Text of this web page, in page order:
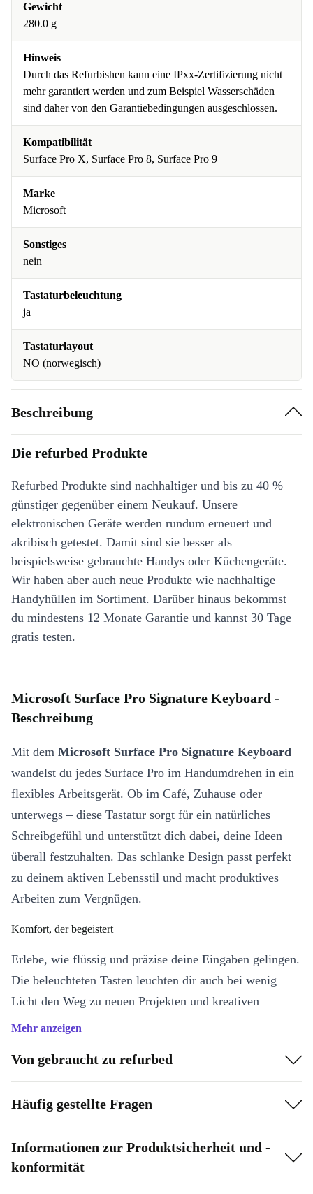
Gewicht
280.0 g
Hinweis
Durch das Refurbishen kann eine IPxx-Zertifizierung nicht
mehr garantiert werden und zum Beispiel Wasserschäden
sind daher von den Garantiebedingungen ausgeschlossen.
Kompatibilität
Surface Pro X, Surface Pro 8, Surface Pro 9
Marke
Microsoft
Sonstiges
nein
Tastaturbeleuchtung
ja
Tastaturlayout
NO (norwegisch)
Beschreibung
Die refurbed Produkte
Refurbed Produkte sind nachhaltiger und bis zu 40 %
günstiger gegenüber einem Neukauf. Unsere
elektronischen Geräte werden rundum erneuert und
akribisch getestet. Damit sind sie besser als
beispielsweise gebrauchte Handys oder Küchengeräte.
Wir haben aber auch neue Produkte wie nachhaltige
Handyhüllen im Sortiment. Darüber hinaus bekommst
du mindestens 12 Monate Garantie und kannst 30 Tage
gratis testen.
Microsoft Surface Pro Signature Keyboard -
Beschreibung
Mit dem Microsoft Surface Pro Signature Keyboard
wandelst du jedes Surface Pro im Handumdrehen in ein
flexibles Arbeitsgerät. Ob im Café, Zuhause oder
unterwegs – diese Tastatur sorgt für ein natürliches
Schreibgefühl und unterstützt dich dabei, deine Ideen
überall festzuhalten. Das schlanke Design passt perfekt
zu deinem aktiven Lebensstil und macht produktives
Arbeiten zum Vergnügen.
Komfort, der begeistert
Erlebe, wie flüssig und präzise deine Eingaben gelingen.
Die beleuchteten Tasten leuchten dir auch bei wenig
Licht den Weg zu neuen Projekten und kreativen
Einfällen. Mit einem Gewicht von nur 280 Gramm bleibt
einfach zwischen Geräten – und bleibst immer flexibel.
Lichtstimmung – ideal für lange Abende oder Reisen.
Ultraflaches Design:
Mehr anzeigen
Von gebraucht zu refurbed
Häufig gestellte Fragen
Informationen zur Produktsicherheit und -
konformität